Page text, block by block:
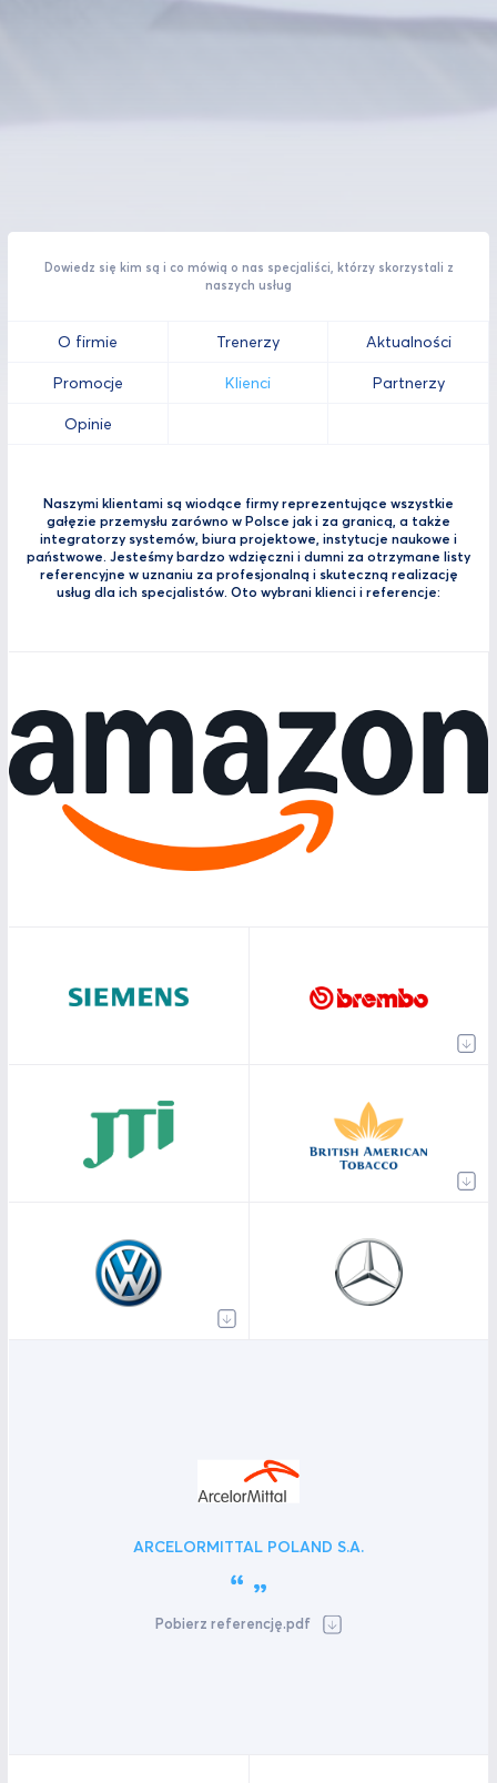
Dowiedz się kim są i co mówią o nas specjaliści, którzy skorzystali z
naszych usług
O firmie Trenerzy Aktualności
Promocje Klienci Partnerzy
Opinie
Naszymi klientami są wiodące firmy reprezentujące wszystkie
gałęzie przemysłu zarówno w Polsce jak i za granicą, a także
integratorzy systemów, biura projektowe, instytucje naukowe i
państwowe. Jesteśmy bardzo wdzięczni i dumni za otrzymane listy
referencyjne w uznaniu za profesjonalną i skuteczną realizację
usług dla ich specjalistów. Oto wybrani klienci i referencje:
ARCELORMITTAL POLAND S.A.
Pobierz referencję.pdf